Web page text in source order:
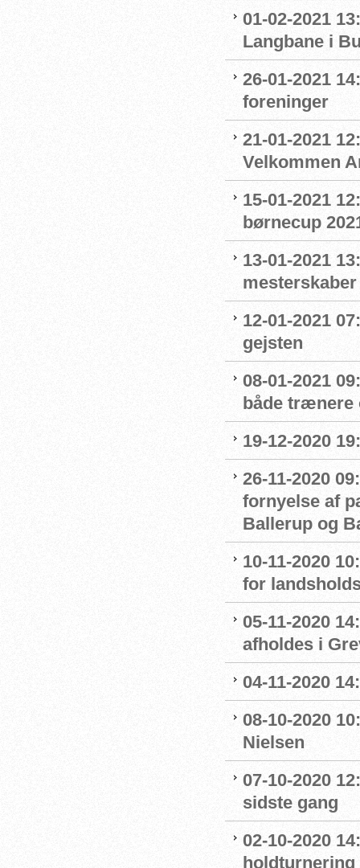
01-02-2021
Langbane i
26-01-2021
foreninger
21-01-2021
Velkommen
15-01-2021
børnecup
13-01-2021
mesterskaber
12-01-2021
gejsten
08-01-2021
både
19-12-2020
26-11-2020
fornyelse af
Ballerup og
10-11-2020
for
05-11-2020
afholdes i
04-11-2020
08-10-2020
Nielsen
07-10-2020
sidste gang
02-10-2020
holdturnering